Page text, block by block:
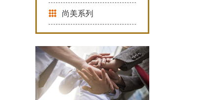
尚美系列